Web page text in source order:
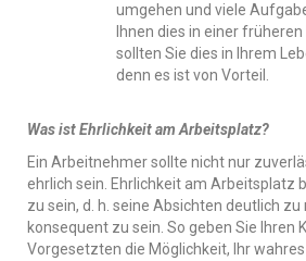
umgehen und viele
Ihnen dies in einer
sollten Sie dies in Ihrem
denn es ist von Vorteil.
Was ist Ehrlichkeit am Arbeitsplatz?
Ein Arbeitnehmer sollte nicht nur
ehrlich sein. Ehrlichkeit am Arbeitsplatz
zu sein, d. h. seine Absichten deutlich zu
konsequent zu sein. So geben Sie Ihren
Vorgesetzten die Möglichkeit, Ihr